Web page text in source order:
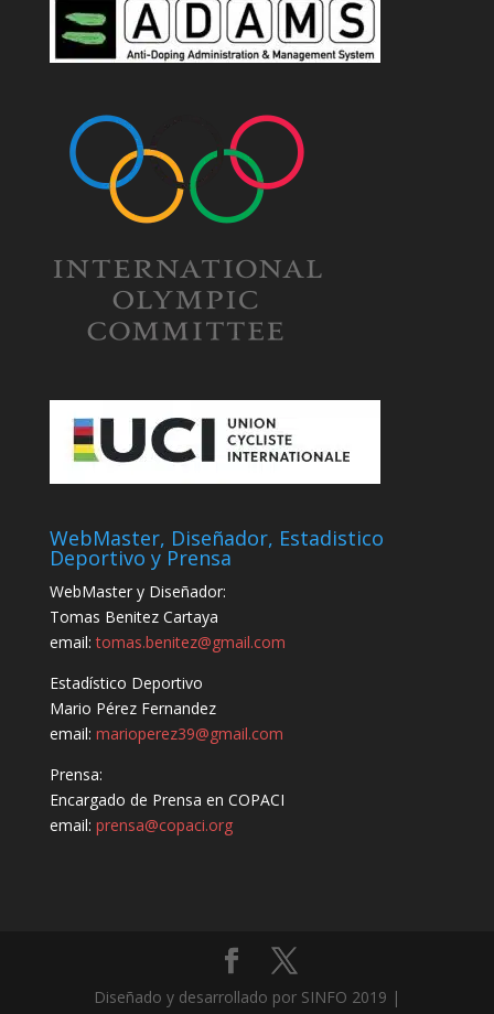
WebMaster, Diseñador, Estadistico
Deportivo y Prensa
WebMaster y Diseñador:
Tomas Benitez Cartaya
email:tomas.benitez@gmail.com
Estadístico Deportivo
Mario Pérez Fernandez
email: marioperez39@gmail.com
Prensa:
Encargado de Prensa en COPACI
email: prensa@copaci.org
Diseñado y desarrollado por SINFO 2019 |